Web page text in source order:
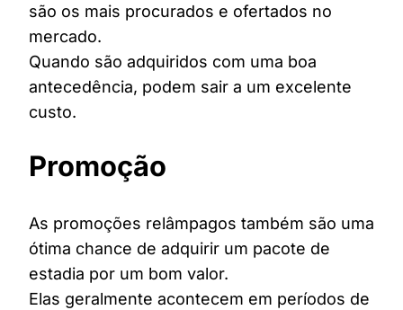
são os mais procurados e ofertados no
mercado.
Quando são adquiridos com uma boa
antecedência, podem sair a um excelente
custo.
Promoção
As promoções relâmpagos também são uma
ótima chance de adquirir um pacote de
estadia por um bom valor.
Elas geralmente acontecem em períodos de